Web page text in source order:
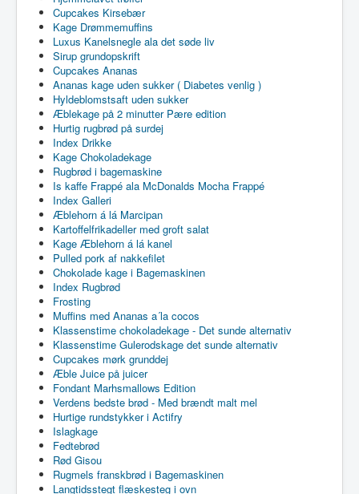
Cupcakes Kirsebær
Kage Drømmemuffins
Luxus Kanelsnegle ala det søde liv
Sirup grundopskrift
Cupcakes Ananas
Ananas kage uden sukker ( Diabetes venlig )
Hyldeblomstsaft uden sukker
Æblekage på 2 minutter Pære edition
Hurtig rugbrød på surdej
Index Drikke
Kage Chokoladekage
Rugbrød i bagemaskine
Is kaffe Frappé ala McDonalds Mocha Frappé
Index Galleri
Æblehorn á lá Marcipan
Kartoffelfrikadeller med groft salat
Kage Æblehorn á lá kanel
Pulled pork af nakkefilet
Chokolade kage i Bagemaskinen
Index Rugbrød
Frosting
Muffins med Ananas a´la cocos
Klassenstime chokoladekage - Det sunde alternativ
Klassenstime Gulerodskage det sunde alternativ
Cupcakes mørk grunddej
Æble Juice på juicer
Fondant Marhsmallows Edition
Verdens bedste brød - Med brændt malt mel
Hurtige rundstykker i Actifry
Islagkage
Fedtebrød
Rød Gisou
Rugmels franskbrød i Bagemaskinen
Langtidsstegt flæskesteg i ovn